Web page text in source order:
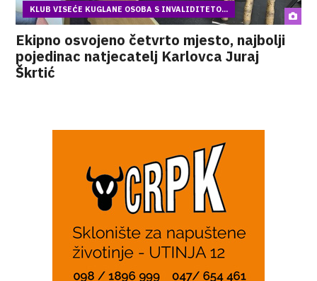
KLUB VISEĆE KUGLANE OSOBA S INVALIDITETO...
Ekipno osvojeno četvrto mjesto, najbolji
pojedinac natjecatelj Karlovca Juraj
Škrtić